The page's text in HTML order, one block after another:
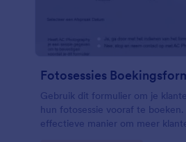
Fotosessies
Gebruik dit formulier om je
hun fotosessie vooraf te
effectieve manier om meer